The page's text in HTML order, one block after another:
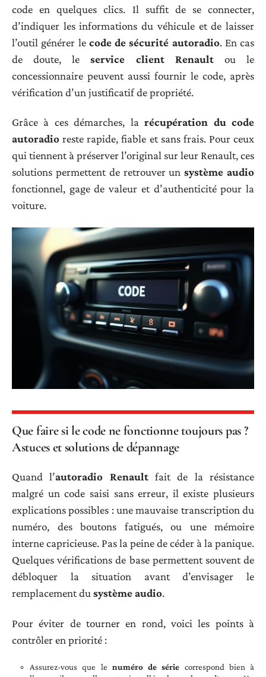
code en quelques clics. Il suffit de se connecter,
d’indiquer les informations du véhicule et de laisser
l’outil générer le code de sécurité autoradio. En cas
de doute, leservice client Renaultou le
concessionnaire peuvent aussi fournir le code, après
vérification d’un justificatif de propriété.
Grâce à ces démarches, larécupération du code
autoradio reste rapide, fiable et sans frais. Pour ceux
qui tiennent à préserver l’original sur leur Renault, ces
solutions permettent de retrouver unsystème audio
fonctionnel, gage de valeur et d’authenticité pour la
voiture.
Que faire si le code ne fonctionne toujours pas ?
Astuces et solutions de dépannage
Quand l’autoradio Renaultfait de la résistance
malgré un code saisi sans erreur, il existe plusieurs
explications possibles : une mauvaise transcription du
numéro, des boutons fatigués, ou une mémoire
interne capricieuse. Pas la peine de céder à la panique.
Quelques vérifications de base permettent souvent de
débloquer la situation avant d’envisager le
remplacement dusystème audio.
Pour éviter de tourner en rond, voici les points à
contrôler en priorité :
Assurez-vous que le numéro de série correspond bien à